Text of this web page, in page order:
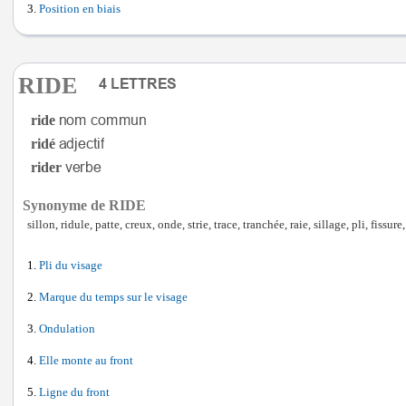
Position en biais
RIDE
ride
ridé
rider
Synonyme de RIDE
sillon, ridule, patte, creux, onde, strie, trace, tranchée, raie, sillage, pli,
Pli du visage
Marque du temps sur le visage
Ondulation
Elle monte au front
Ligne du front